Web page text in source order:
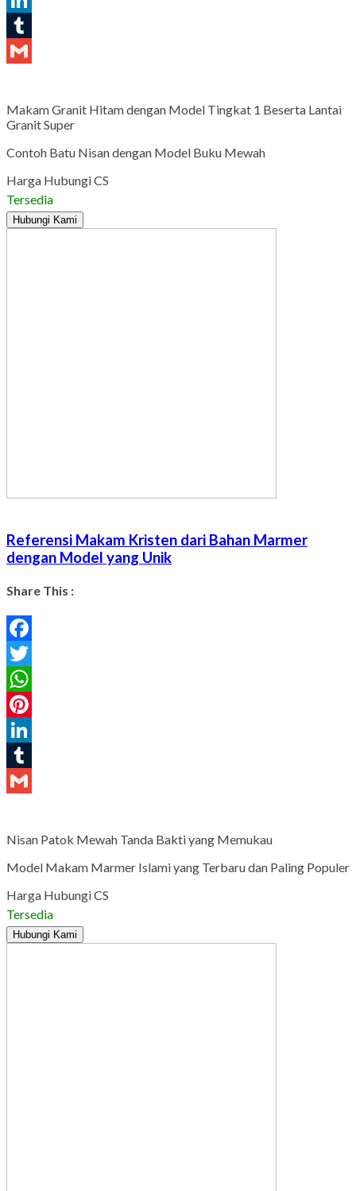
LinkedIn
Tumblr
Makam Granit Hitam dengan Model Tingkat 1 Beserta Lantai
Granit Super
Contoh Batu Nisan dengan Model Buku Mewah
Harga Hubungi CS
Tersedia
Hubungi Kami
Referensi Makam Kristen dari Bahan Marmer
dengan Model yang Unik
Share This :
Facebook
Twitter
WhatsApp
Pinterest
LinkedIn
Tumblr
Nisan Patok Mewah Tanda Bakti yang Memukau
Model Makam Marmer Islami yang Terbaru dan Paling Populer
Harga Hubungi CS
Tersedia
Hubungi Kami